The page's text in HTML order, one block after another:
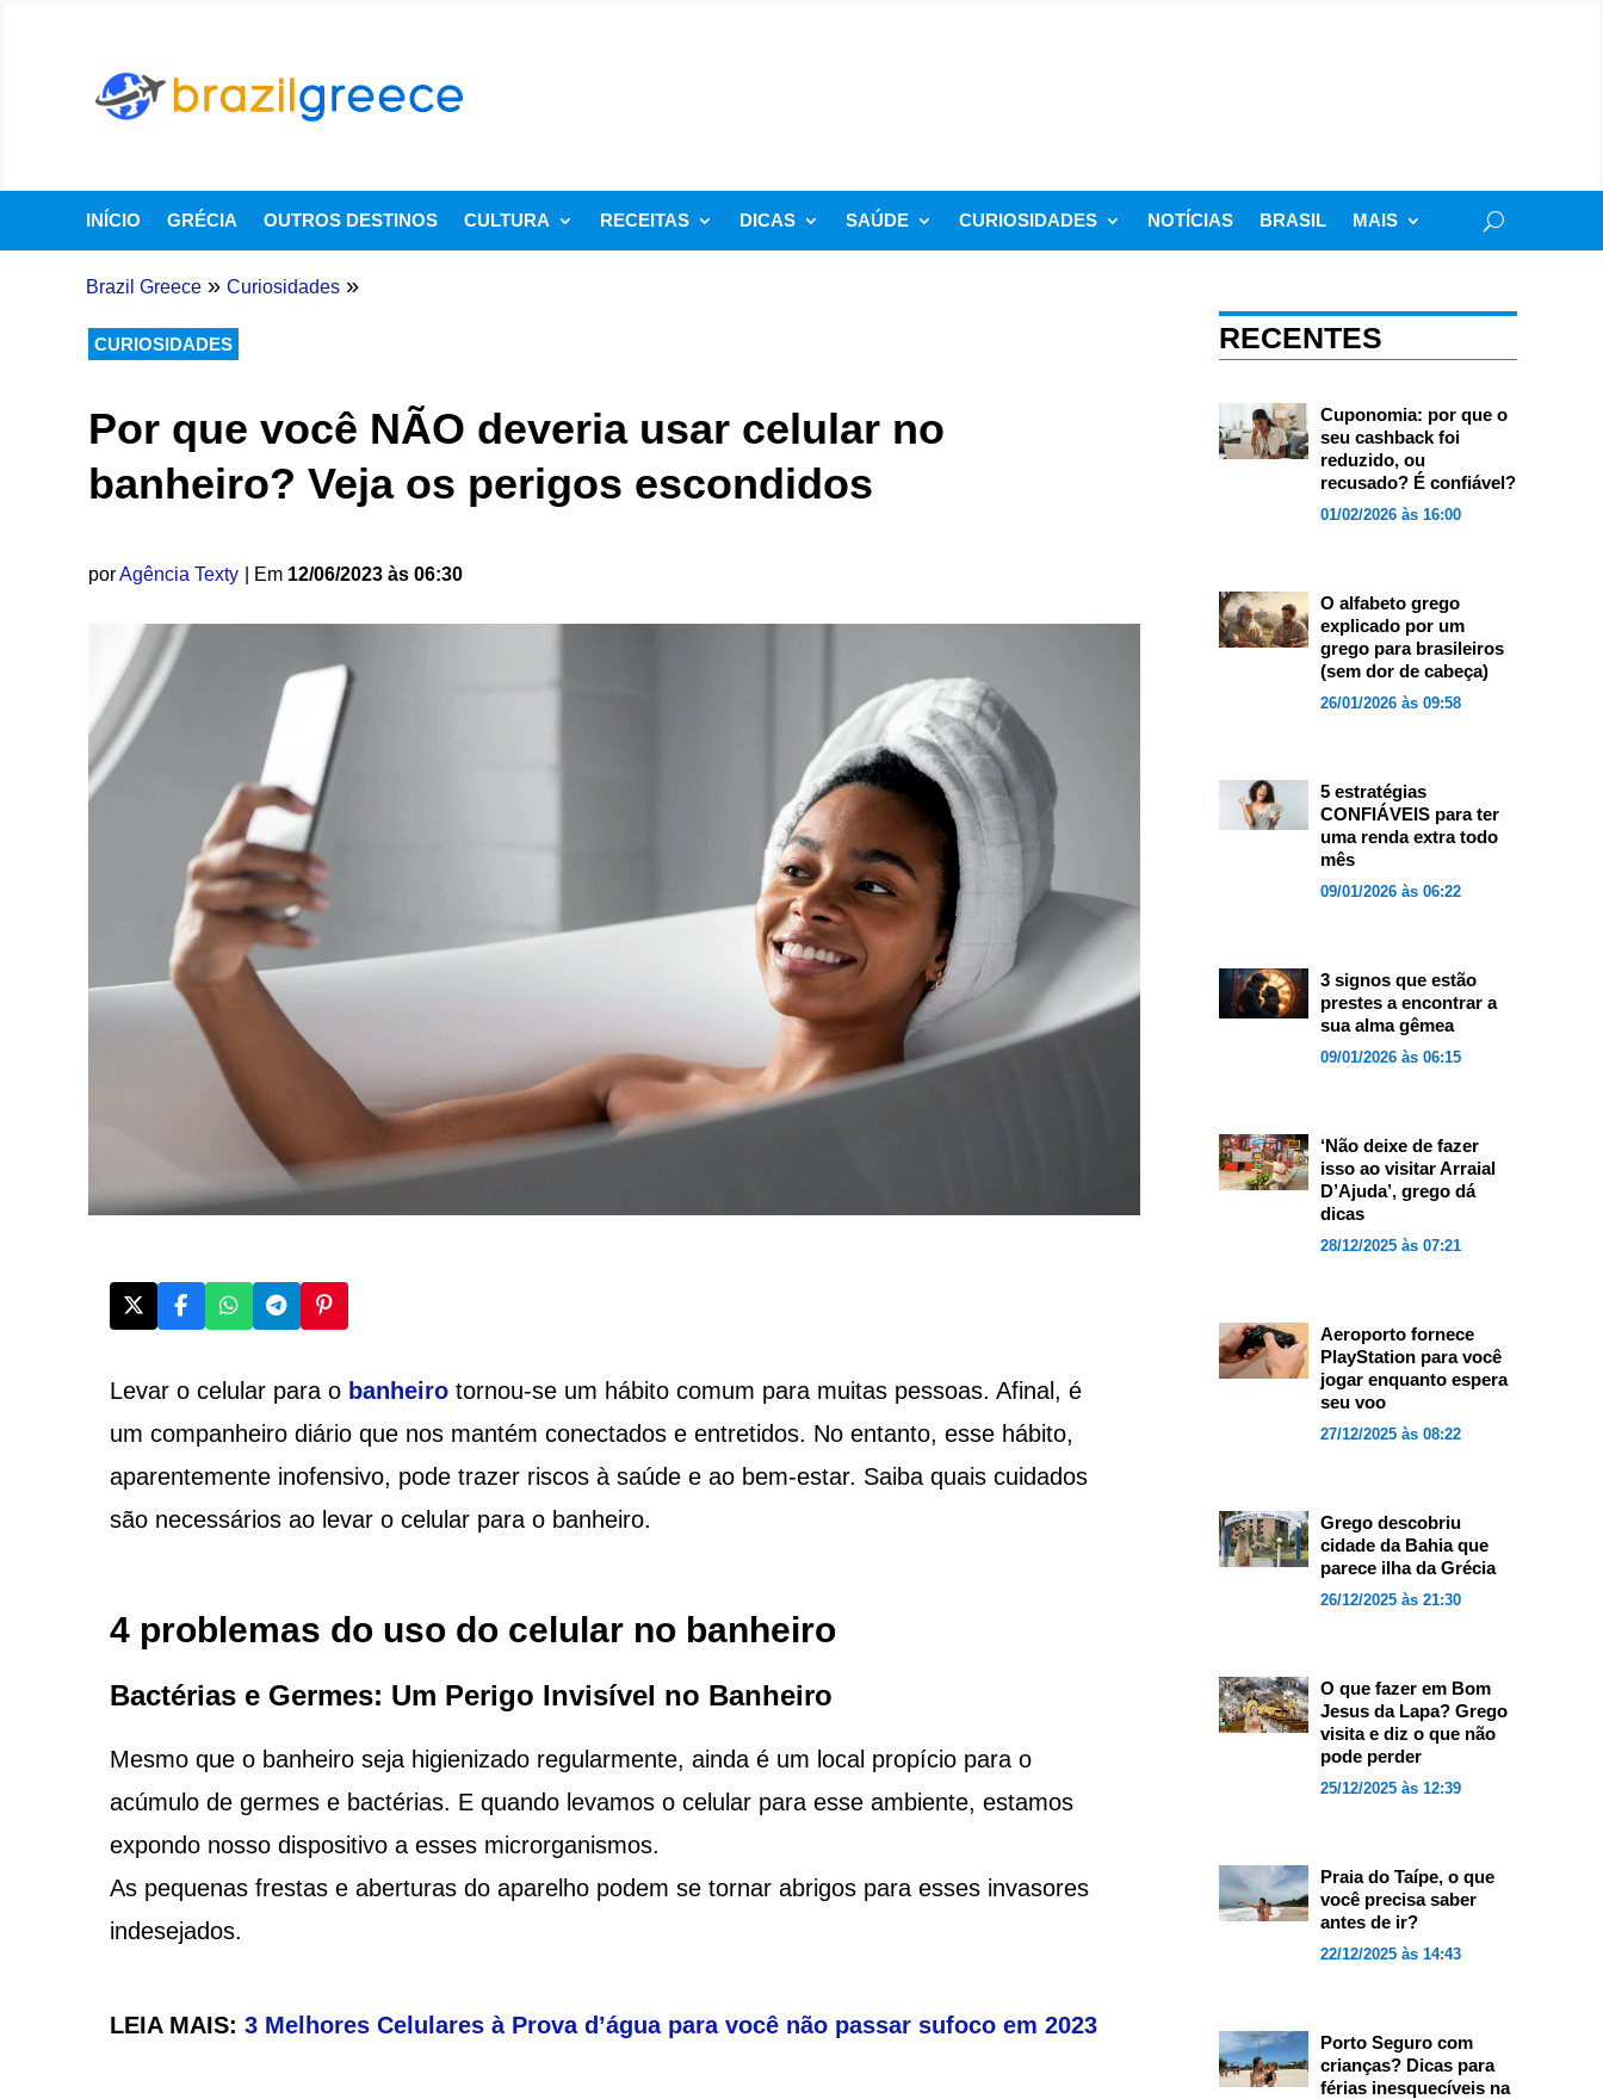
INÍCIO GRÉCIA OUTROS DESTINOS CULTURA RECEITAS DICAS SAÚDE CURIOSIDADES NOTÍCIAS BRASIL MAIS
Brazil Greece » Curiosidades »
CURIOSIDADES
Por que você NÃO deveria usar celular no
banheiro? Veja os perigos escondidos
porAgência Texty | Em 12/06/2023 às 06:30
Levar o celular para o banheirotornou-se um hábito comum para muitas pessoas. Afinal, é
um companheiro diário que nos mantém conectados e entretidos. No entanto, esse hábito,
aparentemente inofensivo, pode trazer riscos à saúde e ao bem-estar. Saiba quais cuidados
são necessários ao levar o celular para o banheiro.
4 problemas do uso do celular no banheiro
Bactérias e Germes: Um Perigo Invisível no Banheiro
Mesmo que o banheiro seja higienizado regularmente, ainda é um local propício para o
acúmulo de germes e bactérias. E quando levamos o celular para esse ambiente, estamos
expondo nosso dispositivo a esses microrganismos.
As pequenas frestas e aberturas do aparelho podem se tornar abrigos para esses invasores
indesejados.
LEIA MAIS: 3 Melhores Celulares à Prova d’água para você não passar sufoco em 2023
RECENTES
Cuponomia: por que o
seu cashback foi
reduzido, ou
recusado? É confiável?
01/02/2026 às 16:00
O alfabeto grego
explicado por um
grego para brasileiros
(sem dor de cabeça)
26/01/2026 às 09:58
5 estratégias
CONFIÁVEIS para ter
uma renda extra todo
mês
09/01/2026 às 06:22
3 signos que estão
prestes a encontrar a
sua alma gêmea
09/01/2026 às 06:15
‘Não deixe de fazer
isso ao visitar Arraial
D’Ajuda’, grego dá
dicas
28/12/2025 às 07:21
Aeroporto fornece
PlayStation para você
jogar enquanto espera
seu voo
27/12/2025 às 08:22
Grego descobriu
cidade da Bahia que
parece ilha da Grécia
26/12/2025 às 21:30
O que fazer em Bom
Jesus da Lapa? Grego
visita e diz o que não
pode perder
25/12/2025 às 12:39
Praia do Taípe, o que
você precisa saber
antes de ir?
22/12/2025 às 14:43
Porto Seguro com
crianças? Dicas para
férias inesquecíveis na